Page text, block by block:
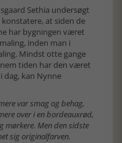
Sethia undersøgt
at siden de
har bygningen været
inden man i
Mindst otte gange
tiden har den været
dag, kan Nynne
var smag og behag,
over i en bordeauxrød,
mørkere. Men den sidste
sig originalfarven.